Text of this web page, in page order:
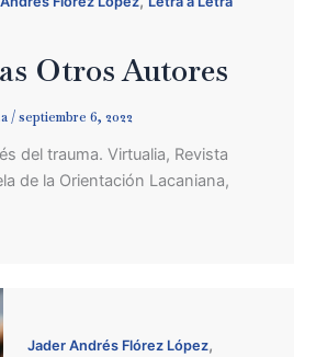
Otros Autores
/ septiembre 6, 2022
del trauma. Virtualia, Revista
de la Orientación Lacaniana,
Jader Andrés Flórez López,